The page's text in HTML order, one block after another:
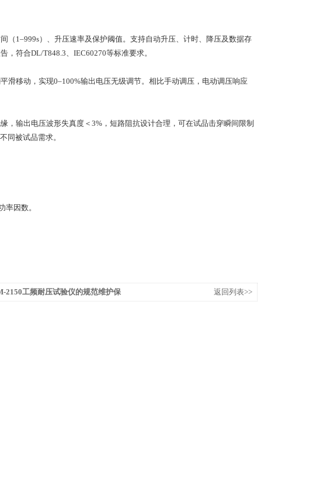
1–999s）、升压速率及保护阈值。支持自动升压、计时、降压及数据存
符合DL/T848.3、IEC60270等标准要求。
移动，实现0–100%输出电压无级调节。相比手动调压，电动调压响应
输出电压波形失真度＜3%，短路阻抗设计合理，可在试品击穿瞬间限制
同被试品需求。
因数。
2150工频耐压试验仪的规范维护保
返回列表>>